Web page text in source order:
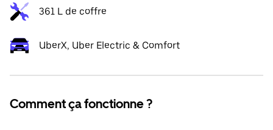
361 L de coffre
UberX, Uber Electric & Comfort
Comment ça fonctionne ?